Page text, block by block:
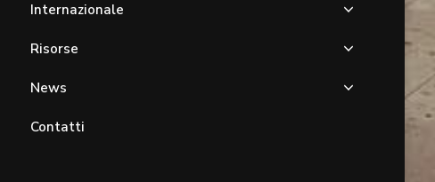
Internazionale
Risorse
News
Contatti